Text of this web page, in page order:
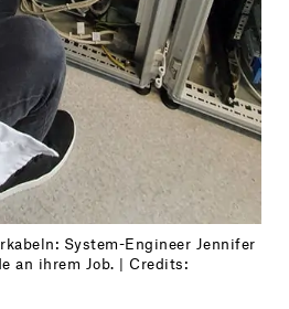
System-Engineer Jennifer
an ihrem Job. | Credits: